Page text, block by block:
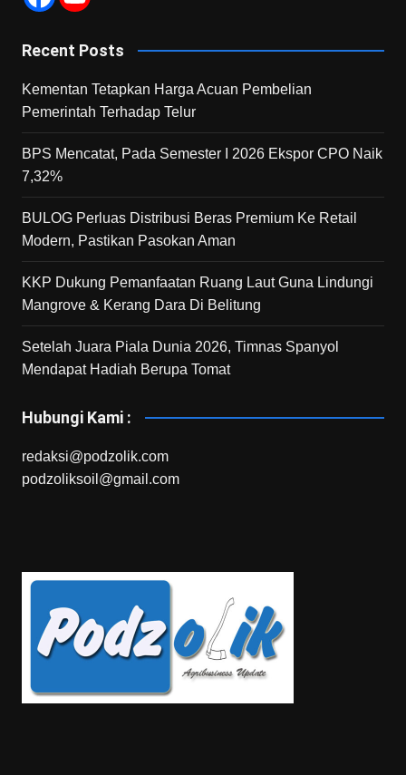
Recent Posts
Kementan Tetapkan Harga Acuan Pembelian
Pemerintah Terhadap Telur
BPS Mencatat, Pada Semester I 2026 Ekspor CPO Naik
7,32%
BULOG Perluas Distribusi Beras Premium Ke Retail
Modern, Pastikan Pasokan Aman
KKP Dukung Pemanfaatan Ruang Laut Guna Lindungi
Mangrove & Kerang Dara Di Belitung
Setelah Juara Piala Dunia 2026, Timnas Spanyol
Mendapat Hadiah Berupa Tomat
Hubungi Kami :
redaksi@podzolik.com
podzoliksoil@gmail.com